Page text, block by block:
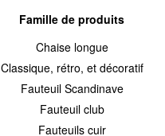
Famille de produits
Chaise longue
Classique, rétro, et décoratif
Fauteuil Scandinave
Fauteuil club
Fauteuils cuir